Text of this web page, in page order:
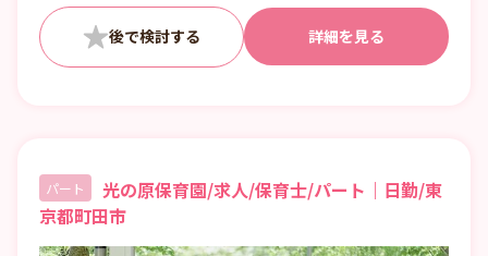
詳細を見る
パート
光の原保育園/求人/保育士/パート｜日勤/東
京都町田市